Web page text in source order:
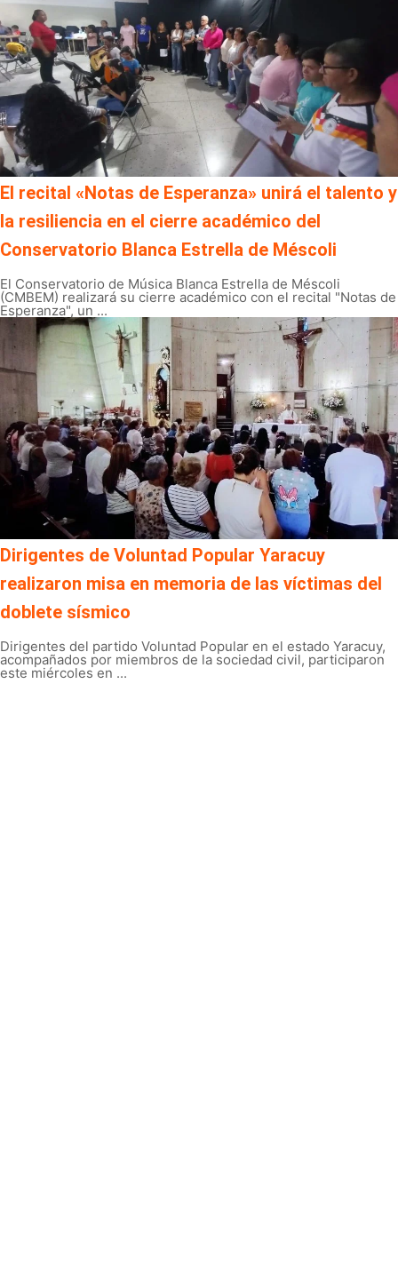
El recital «Notas de Esperanza» unirá el talento y
la resiliencia en el cierre académico del
Conservatorio Blanca Estrella de Méscoli
El Conservatorio de Música Blanca Estrella de Méscoli
(CMBEM) realizará su cierre académico con el recital "Notas de
Esperanza", un ...
Dirigentes de Voluntad Popular Yaracuy
realizaron misa en memoria de las víctimas del
doblete sísmico
Dirigentes del partido Voluntad Popular en el estado Yaracuy,
acompañados por miembros de la sociedad civil, participaron
este miércoles en ...